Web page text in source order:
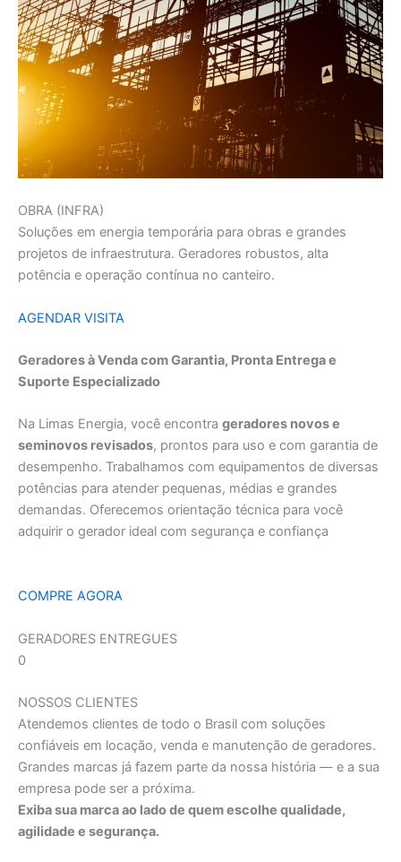
OBRA (INFRA)
Soluções em energia temporária para obras e grandes
projetos de infraestrutura. Geradores robustos, alta
potência e operação contínua no canteiro.
AGENDAR VISITA
Geradores à Venda com Garantia, Pronta Entrega e
Suporte Especializado
Na Limas Energia, você encontra geradores novos e
seminovos revisados, prontos para uso e com garantia de
desempenho. Trabalhamos com equipamentos de diversas
potências para atender pequenas, médias e grandes
demandas. Oferecemos orientação técnica para você
adquirir o gerador ideal com segurança e confiança
COMPRE AGORA
GERADORES ENTREGUES
0
NOSSOS CLIENTES
Atendemos clientes de todo o Brasil com soluções
confiáveis em locação, venda e manutenção de geradores.
Grandes marcas já fazem parte da nossa história — e a sua
empresa pode ser a próxima.
Exiba sua marca ao lado de quem escolhe qualidade,
agilidade e segurança.